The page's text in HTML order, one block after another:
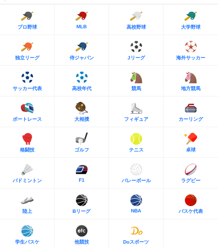
プロ野球 MLB 高校野球 大学野球
独立リーグ 侍ジャパン Jリーグ 海外サッカー
サッカー代表 高校年代 競馬 地方競馬
ボートレース 大相撲 フィギュア カーリング
格闘技 ゴルフ テニス 卓球
バドミントン F1 バレーボール ラグビー
陸上 Bリーグ NBA バスケ代表
学生バスケ 他競技 Doスポーツ